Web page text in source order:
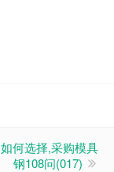
何选择,采购模具
钢108问(017)